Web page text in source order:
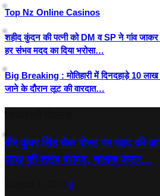
Top Nz Online Casinos
शहीद कुंदन की पत्नी को DM व SP ने गांव जाकर
हर संभव मदद का दिया भरोसा…
Big Breaking : मोतिहारी में दिनदहाड़े 10
जाने के दौरान लूट की वारदात…
वीर कुंवर सिंह चेक पोस्ट पर खाद की
लाख की शराब बरामद, चालक फरार…
0